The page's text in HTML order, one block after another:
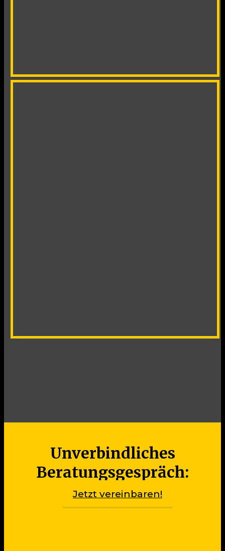
Unverbindliches
Beratungsgespräch:
Jetzt vereinbaren!